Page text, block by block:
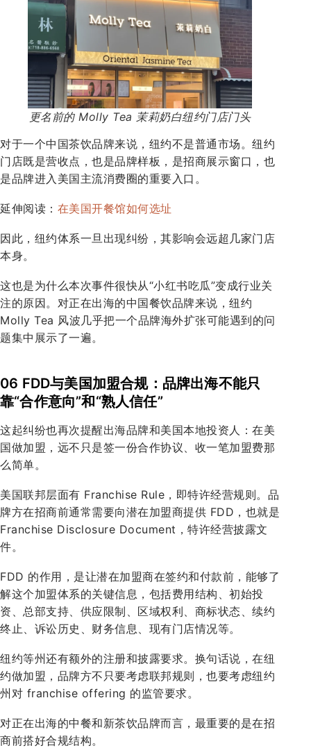
更名前的 Molly Tea 茉莉奶白纽约门店门头
对于一个中国茶饮品牌来说，纽约不是普通市场。纽约
门店既是营收点，也是品牌样板，是招商展示窗口，也
是品牌进入美国主流消费圈的重要入口。
延伸阅读： 在美国开餐馆如何选址
因此，纽约体系一旦出现纠纷，其影响会远超几家门店
本身。
这也是为什么本次事件很快从“小红书吃瓜”变成行业关
注的原因。对正在出海的中国餐饮品牌来说，纽约
Molly Tea 风波几乎把一个品牌海外扩张可能遇到的问
题集中展示了一遍。
06 FDD与美国加盟合规：品牌出海不能只
靠“合作意向”和“熟人信任”
这起纠纷也再次提醒出海品牌和美国本地投资人：在美
国做加盟，远不只是签一份合作协议、收一笔加盟费那
么简单。
美国联邦层面有 Franchise Rule，即特许经营规则。品
牌方在招商前通常需要向潜在加盟商提供 FDD，也就是
Franchise Disclosure Document，特许经营披露文
件。
FDD 的作用，是让潜在加盟商在签约和付款前，能够了
解这个加盟体系的关键信息，包括费用结构、初始投
资、总部支持、供应限制、区域权利、商标状态、续约
终止、诉讼历史、财务信息、现有门店情况等。
纽约等州还有额外的注册和披露要求。换句话说，在纽
约做加盟，品牌方不只要考虑联邦规则，也要考虑纽约
州对 franchise offering 的监管要求。
对正在出海的中餐和新茶饮品牌而言，最重要的是在招
商前搭好合规结构。